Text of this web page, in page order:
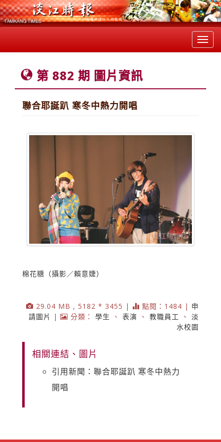
第 882 期 圖片資訊
聯合耶誕趴 寒冬中熱力開唱
棉花糖（攝影／賴意婕）
29.04 MB , 5182 * 3455 | 點閱：1484 | 申
請圖片
| 分類： 學生 、 表演 、 教職員工 、 淡
水校園
相關連結、圖片
引用新聞：聯合耶誕趴 寒冬中熱力
開唱